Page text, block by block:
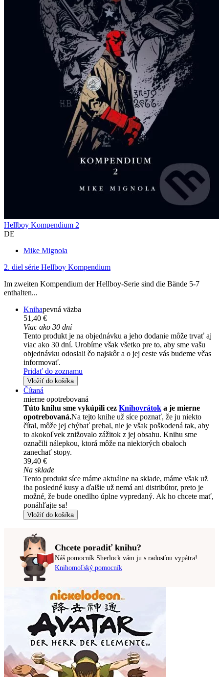
Hellboy Kompendium 2
DE
Mike Mignola
2. diel série Hellboy Kompendium
Im zweiten Kompendium der Hellboy-Serie sind die Bände 5-7
enthalten...
Knihapevná väzba
51,40 €
Viac ako 30 dní
Tento produkt je na objednávku a jeho dodanie môže trvať aj
viac ako 30 dní. Urobíme však všetko pre to, aby sme vašu
objednávku odoslali čo najskôr a o jej ceste vás budeme včas
informovať.
Pridať do zoznamu
Vložiť do košíka
Čítaná
mierne opotrebovaná
Túto knihu sme vykúpili cez Knihovrátok a je mierne
opotrebovaná.Na tejto knihe už síce poznať, že ju niekto
čítal, môže jej chýbať prebal, nie je však poškodená tak, aby
to akokoľvek znižovalo zážitok z jej obsahu. Knihu sme
označili nálepkou, ktorá môže na niektorých obaloch
zanechať stopy.
39,40 €
Na sklade
Tento produkt síce máme aktuálne na sklade, máme však už
iba posledné kusy a ďalšie už nemá ani distribútor, preto je
možné, že bude onedlho úplne vypredaný. Ak ho chcete mať,
ponáhľajte sa!
Vložiť do košíka
Chcete poradiť knihu?
Náš pomocník Sherlock vám ju s radosťou vypátra!
Knihomoľský pomocník